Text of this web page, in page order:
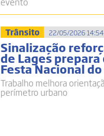
Trânsito 22/05/2026
Sinalização
de Lages
Festa Nacional
Trabalho melhora
perímetro urbano